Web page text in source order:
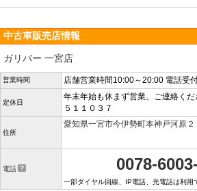
中古車販売店情報
ガリバー 一宮店
営業時間 店舗営業時間10:00～20:00 電話受
定休日
年末年始も休まず営業。ご連絡く
５１１０３７
住所
愛知県一宮市今伊勢町本神戸河原２
電話 0078-
一部ダイヤル回線、IP電話、光電話は利用